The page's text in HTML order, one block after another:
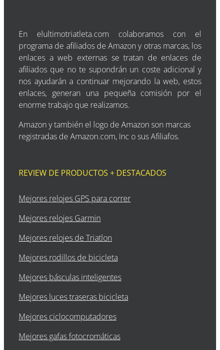
En elultimotriatleta.com colaboramos con el
programa de afiliados de Amazon y otras marcas, los
enlaces a web externas se tratan de enlaces de
afiliados que no te supondrán un coste adicional y
nos ayudarán a continuar mejorando la web, estos
enlaces, generan una pequeña comisión por el
enorme trabajo que realizamos.
Amazon y también el logo de Amazon son marcas
registradas de Amazon.com, Inc o sus Afiliafos.
REVIEW DE PRODUCTOS + DESTACADOS
Mejores relojes GPS para correr
Mejores relojes Garmin
Mejores relojes de Triatlon
Mejores rodillos de bicicleta
Mejores básculas inteligentes
Mejores luces traseras bicicleta
Mejores ciclocomputadores
Mejores gafas fotocromáticas